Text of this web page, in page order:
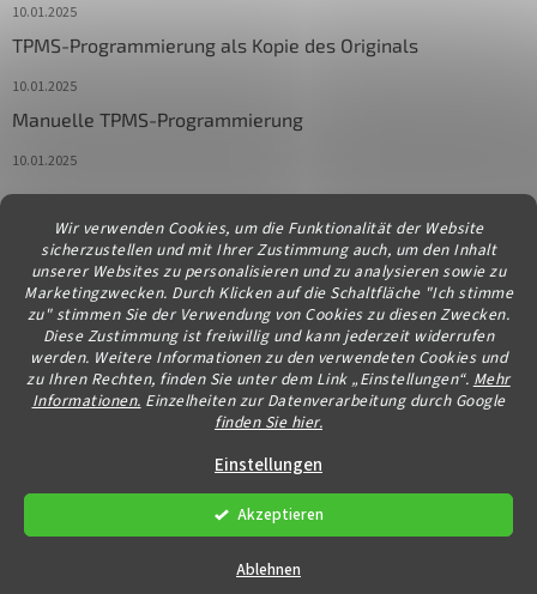
Wir verwenden Cookies, um die Funktionalität der Website
sicherzustellen und mit Ihrer Zustimmung auch, um den Inhalt
unserer Websites zu personalisieren und zu analysieren sowie zu
Marketingzwecken. Durch Klicken auf die Schaltfläche "Ich stimme
zu" stimmen Sie der Verwendung von Cookies zu diesen Zwecken.
Diese Zustimmung ist freiwillig und kann jederzeit widerrufen
werden. Weitere Informationen zu den verwendeten Cookies und
zu Ihren Rechten, finden Sie unter dem Link „Einstellungen“. Mehr
Informationen. Einzelheiten zur Datenverarbeitung durch Google
finden Sie hier.
Einstellungen
Ablehnen
Akzeptieren
10.01.2025
TPMS-Programmierung als Kopie des Originals
10.01.2025
Manuelle TPMS-Programmierung
10.01.2025
Kontakt
info@diagstore.at
Erstellt von Shoptet
Copyright 2026diagstore.at. Alle Rechte vorbehalten.Cookie-
Einstellungen ändern